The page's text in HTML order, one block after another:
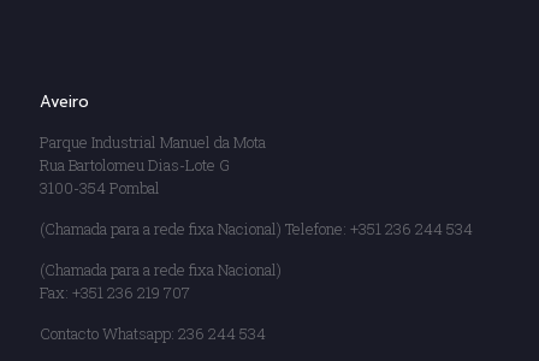
Aveiro
Parque Industrial Manuel da Mota
Rua Bartolomeu Dias-Lote G
3100-354 Pombal
(Chamada para a rede fixa Nacional) Telefone: +351 236 244 534
(Chamada para a rede fixa Nacional)
Fax: +351 236 219 707
Contacto Whatsapp: 236 244 534